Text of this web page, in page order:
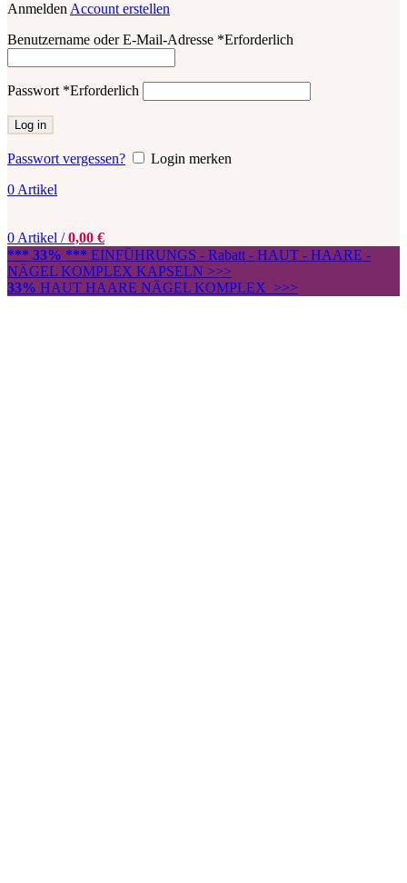
Anmelden Account erstellen
Benutzername oder E-Mail-Adresse *Erforderlich
Passwort *Erforderlich
Log in
Passwort vergessen?
Login merken
0 Artikel
0 Artikel / 0,00 €
*** 33% *** EINFÜHRUNGS - Rabatt - HAUT - HAARE -
NÄGEL KOMPLEX KAPSELN >>>
33% HAUT HAARE NÄGEL KOMPLEX >>>